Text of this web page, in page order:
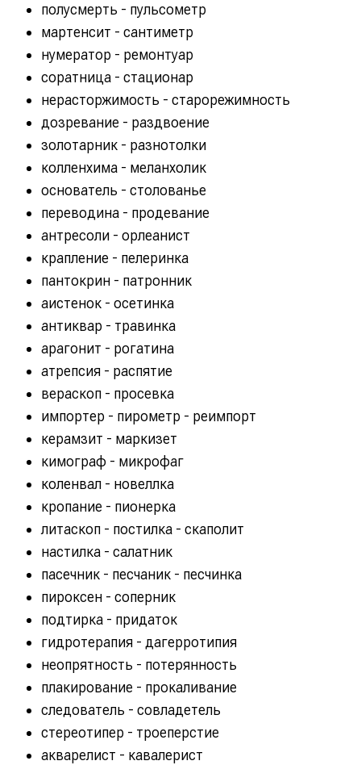
полусмерть - пульсометр
мартенсит - сантиметр
нумератор - ремонтуар
соратница - стационар
нерасторжимость - старорежимность
дозревание - раздвоение
золотарник - разнотолки
колленхима - меланхолик
основатель - столованье
переводина - продевание
антресоли - орлеанист
крапление - пелеринка
пантокрин - патронник
аистенок - осетинка
антиквар - травинка
арагонит - рогатина
атрепсия - распятие
вераскоп - просевка
импортер - пирометр - реимпорт
керамзит - маркизет
кимограф - микрофаг
коленвал - новеллка
кропание - пионерка
литаскоп - постилка - скаполит
настилка - салатник
пасечник - песчаник - песчинка
пироксен - соперник
подтирка - придаток
гидротерапия - дагерротипия
неопрятность - потерянность
плакирование - прокаливание
следователь - совладетель
стереотипер - троеперстие
акварелист - кавалерист